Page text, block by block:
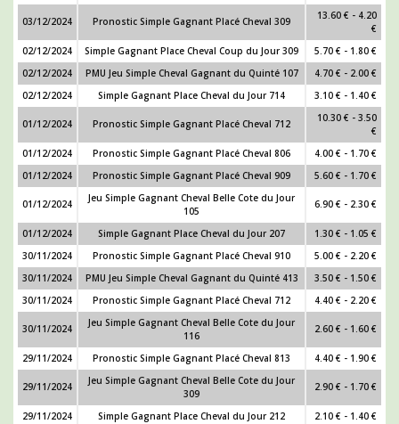
03/12/2024 Pronostic Simple Gagnant Placé Cheval 309
13.60 € - 4.20
€
02/12/2024
Simple Gagnant Place Cheval Coup du Jour 309
5.70 € - 1.80 €
02/12/2024
PMU Jeu Simple Cheval Gagnant du Quinté 107
4.70 € - 2.00 €
02/12/2024
Simple Gagnant Place Cheval du Jour 714 3.10 € - 1.40 €
01/12/2024 Pronostic Simple Gagnant Placé Cheval 712
10.30 € - 3.50
€
01/12/2024
Pronostic Simple Gagnant Placé Cheval 806
4.00 € - 1.70 €
01/12/2024
Pronostic Simple Gagnant Placé Cheval 909 5.60 € - 1.70 €
01/12/2024
Jeu Simple Gagnant Cheval Belle Cote du Jour
105
6.90 € - 2.30 €
01/12/2024 Simple Gagnant Place Cheval du Jour 207
1.30 € - 1.05 €
30/11/2024
Pronostic Simple Gagnant Placé Cheval 910
5.00 € - 2.20 €
30/11/2024
PMU Jeu Simple Cheval Gagnant du Quinté 413
3.50 € - 1.50 €
30/11/2024
Pronostic Simple Gagnant Placé Cheval 712 4.40 € - 2.20 €
30/11/2024
Jeu Simple Gagnant Cheval Belle Cote du Jour
116
2.60 € - 1.60 €
29/11/2024 Pronostic Simple Gagnant Placé Cheval 813 4.40 € - 1.90 €
29/11/2024
Jeu Simple Gagnant Cheval Belle Cote du Jour
309
2.90 € - 1.70 €
29/11/2024 Simple Gagnant Place Cheval du Jour 212
2.10 € - 1.40 €